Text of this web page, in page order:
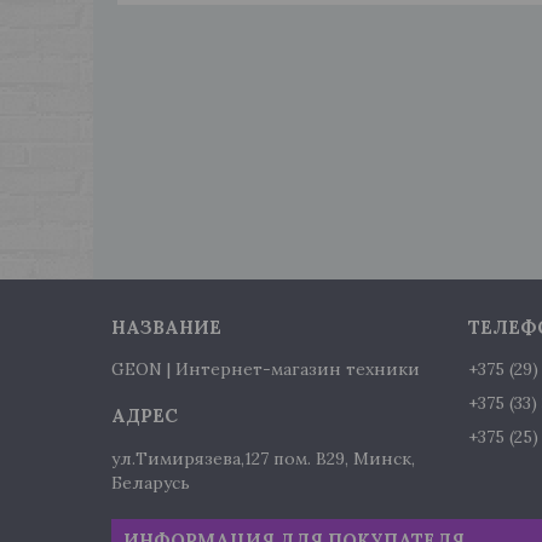
GEON | Интернет-магазин техники
ул.Тимирязева,127 пом. В29, Минск,
Беларусь
+375
+375
+375